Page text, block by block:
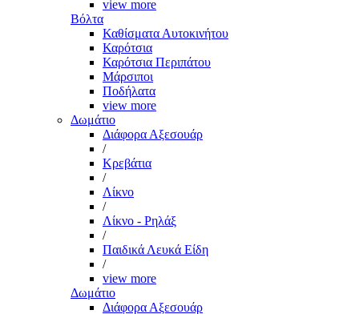
view more
Βόλτα
Καθίσματα Αυτοκινήτου
Καρότσια
Καρότσια Περιπάτου
Μάρσιποι
Ποδήλατα
view more
Δωμάτιο
Διάφορα Αξεσουάρ
/
Κρεβάτια
/
Λίκνο
/
Λίκνο - Ρηλάξ
/
Παιδικά Λευκά Είδη
/
view more
Δωμάτιο
Διάφορα Αξεσουάρ